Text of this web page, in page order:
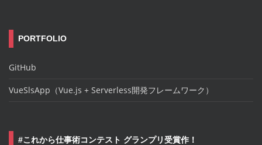
PORTFOLIO
GitHub
VueSlsApp（Vue.js + Serverless開発フレームワーク）
#これから仕事術コンテスト グランプリ受賞作！